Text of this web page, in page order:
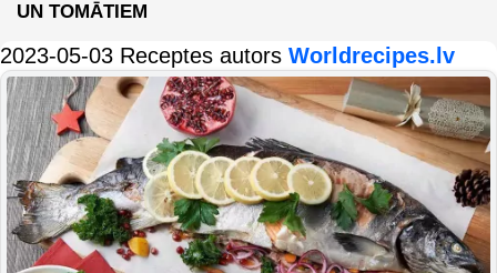
UN TOMĀTIEM
2023-05-03 Receptes autors Worldrecipes.lv